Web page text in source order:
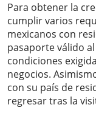
Para obtener la
cumplir varios
mexicanos con
pasaporte válido
condiciones
negocios.
con su país de
regresar tras la